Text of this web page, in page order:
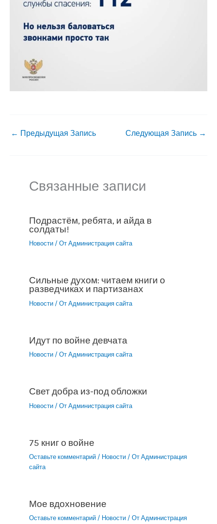
← Предыдущая Запись Следующая Запись →
Связанные записи
Подрастём, ребята, и айда в
солдаты!
Новости / От Администрация сайта
Сильные духом: читаем книги о
разведчиках и партизанах
Новости / От Администрация сайта
Идут по войне девчата
Новости / От Администрация сайта
Свет добра из-под обложки
Новости / От Администрация сайта
75 книг о войне
Оставьте комментарий / Новости / От Администрация
сайта
Мое вдохновение
Оставьте комментарий / Новости / От Администрация